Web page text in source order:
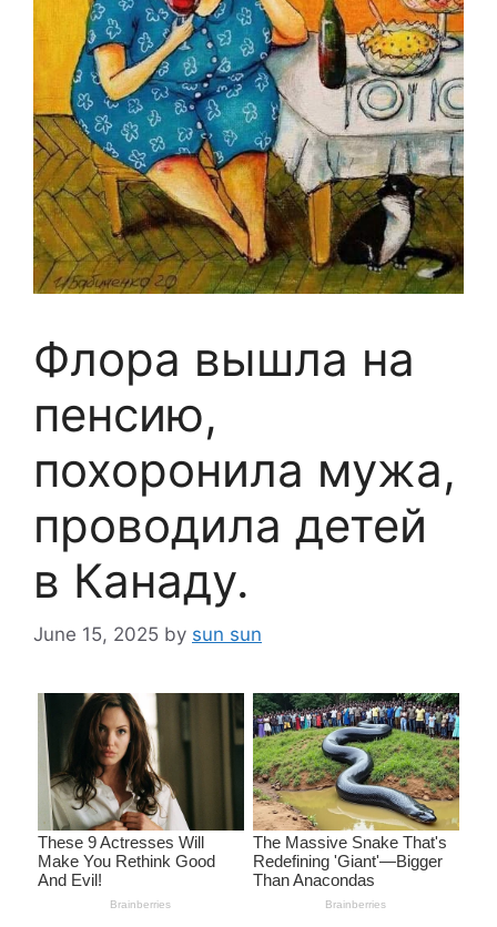
Флора вышла на
пенсию,
похоронила мужа,
проводила детей
в Канаду.
June 15, 2025 by sun sun